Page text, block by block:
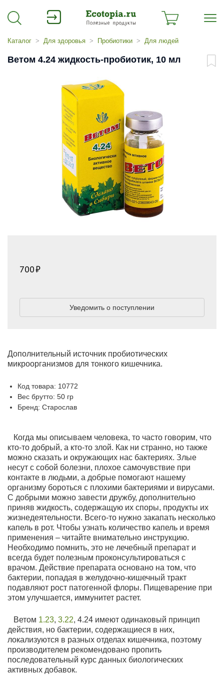
Каталог Для здоровья Пробиотики Для людей
Ветом 4.24 жидкость-пробиотик, 10 мл
Дополнительный источник пробиотических
микроорганизмов для тонкого кишечника.
Код товара: 10772
Вес брутто: 50 гр
Бренд: Старослав
700
Уведомить о поступлении
Когда мы описываем человека, то часто говорим, что
кто-то добрый, а кто-то злой. Как ни странно, но также
можно сказать и окружающих нас бактериях. Злые
несут с собой болезни, плохое самочувствие при
контакте в людьми, а добрые помогают нашему
организму бороться с плохими бактериями и вирусами.
С добрыми можно завести дружбу, дополнительно
приняв жидкость, содержащую их споры, продукты их
жизнедеятельности. Всего-то нужно закапать несколько
капель в рот. Чтобы узнать количество капель и время
применения – читайте внимательно инструкцию.
Необходимо помнить, это не лечебный препарат и
всегда будет полезным проконсультироваться с
врачом. Действие препарата основано на том, что
бактерии, попадая в желудочно-кишечный тракт
подавляют рост патогенной флоры. Пищеварение при
этом улучшается, иммунитет растет.
Ветом 1.23, 3.22, 4.24 имеют одинаковый принцип
действия, но бактерии, содержащиеся в них,
локализуются в разных отделах кишечника, поэтому
производителем рекомендовано пропить
последовательный курс данных биологических
активных добавок.